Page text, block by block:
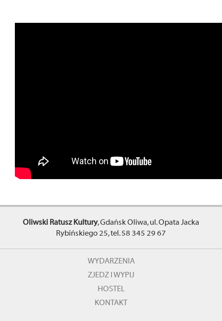
Oliwski Ratusz Kultury, Gdańsk Oliwa, ul. Opata Jacka
Rybińskiego 25, tel. 58 345 29 67
WYDARZENIA
ZJEDZ I WYPIJ
HOSTEL
KONTAKT